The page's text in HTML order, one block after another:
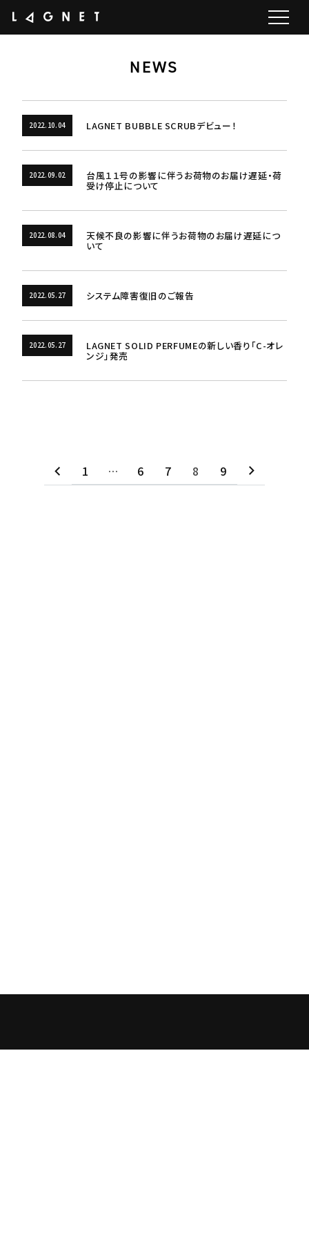
NEWS
2022.10.04 LAGNET BUBBLE SCRUBデビュー！
2022.09.02 台風１１号の影響に伴うお荷物のお届け遅延・荷
受け停止について
2022.08.04 天候不良の影響に伴うお荷物のお届け遅延につ
いて
2022.05.27 システム障害復旧のご報告
2022.05.27 LAGNET SOLID PERFUMEの新しい香り「C-オレ
ンジ」発売
1 … 6 7 8 9